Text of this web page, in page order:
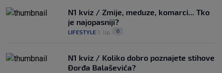
N1 kviz / Zmije, meduze, komarci... Tko
je najopasniji?
LIFESTYLE 1. lip. 0
N1 kviz / Koliko dobro poznajete stihove
Đorđa Balaševića?